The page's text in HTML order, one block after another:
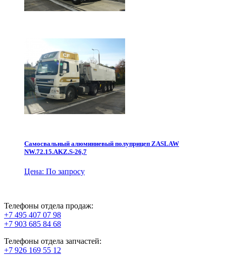
Самосвальный алюминиевый полуприцеп ZASLAW
NW.72.15.AKZ.S-26,7
Цена: По запросу
Телефоны отдела продаж:
+7 495 407 07 98
+7 903 685 84 68
Телефоны отдела запчастей:
+7 926 169 55 12